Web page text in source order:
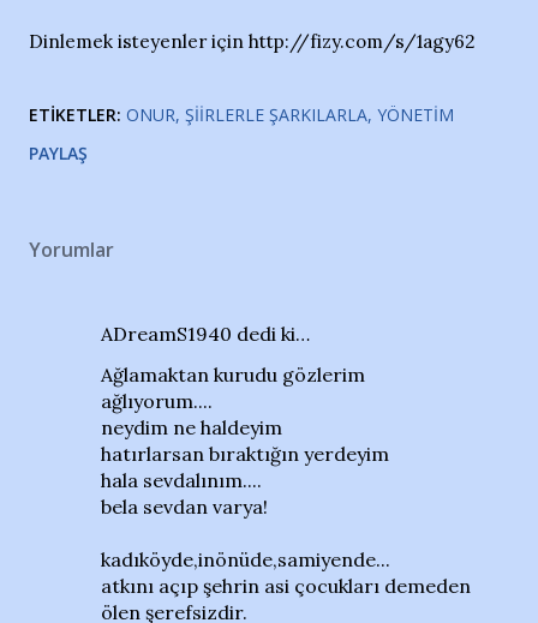
Dinlemek isteyenler için http://fizy.com/s/1agy62
ETIKETLER: ONUR ŞIIRLERLE ŞARKILARLA YÖNETIM
PAYLAŞ
Yorumlar
ADreamS1940 dedi ki…
Ağlamaktan kurudu gözlerim
ağlıyorum....
neydim ne haldeyim
hatırlarsan bıraktığın yerdeyim
hala sevdalınım....
bela sevdan varya !
kadıköyde,inönüde,samiyende...
atkını açıp şehrin asi çocukları demeden
ölen şerefsizdir.